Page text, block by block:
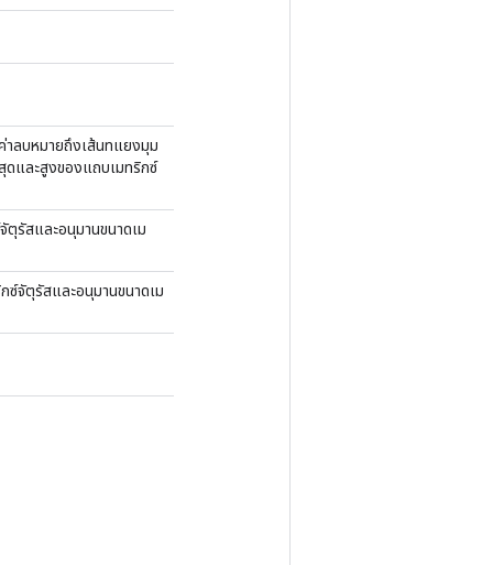
ลบหมายถึงเส้นทแยงมุม
ดและสูงของแถบเมทริกซ์
ตุรัสและอนุมานขนาดเม
ซ์จัตุรัสและอนุมานขนาดเม